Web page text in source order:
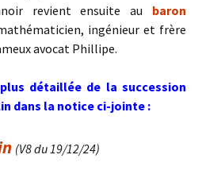
revient ensuite au baron
ingénieur et frère
avocat Phillipe.
détaillée de la succession
dans la notice ci-jointe :
(V8 du 19/12/24)